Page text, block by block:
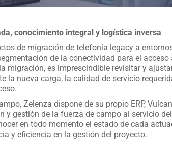
conocimiento integral y logística inversa
de migración de telefonía legacy a
de la conectividad para el acceso
migración, es imprescindible revisitar y
la nueva carga, la calidad de servicio
Zelenza dispone de su propio ERP,
gestión de la fuerza de campo al servicio
en todo momento el estado de cada
y eficiencia en la gestión del proyecto.